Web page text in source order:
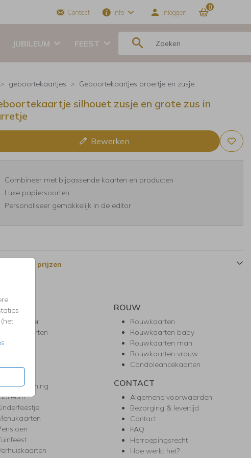
Contact Info Inloggen
0
JUBILEUM FEEST
geboortekaartjes Geboortekaartjes broertje en zusje
silhouet zusje en grote zus in
Bewerken
Combineer met bijpassende kaarten en producten
Luxe papiersoorten
Personaliseer gemakkelijk in de editor
en prijzen
Bedankkaarten
ROUW
Rouwkaarten
Rouwkaarten baby
Rouwkaarten man
Rouwkaarten vrouw
Condoleancekaarten
CONTACT
Algemene voorwaarden
Bezorging & levertijd
Contact
FAQ
Herroepingsrecht
Hoe werkt het?